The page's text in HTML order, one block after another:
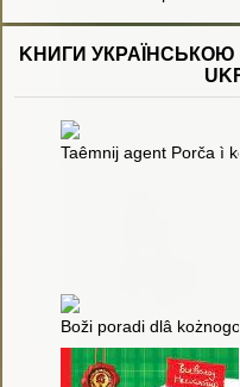
KНИГИ УКРАЇНСЬКОЮ
Taêmnij agent Porča ì
Boži poradi dlâ